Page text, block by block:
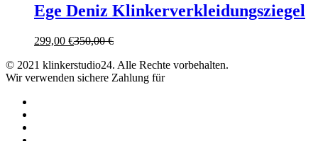
Ege Deniz Klinkerverkleidungsziegel
299,00 €350,00€
© 2021 klinkerstudio24. Alle Rechte vorbehalten.
Wir verwenden sichere Zahlung für